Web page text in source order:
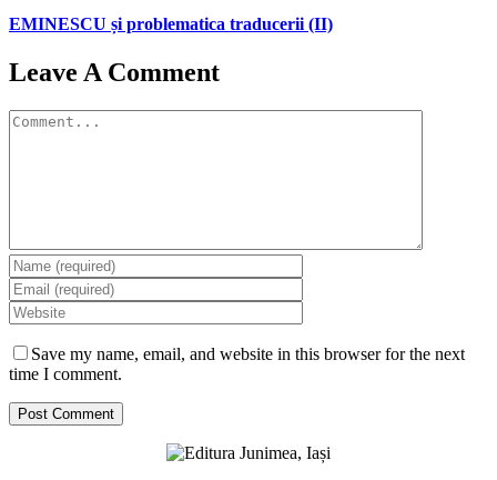
EMINESCU și problematica traducerii (II)
Leave A Comment
Comment
Save my name, email, and website in this browser for the next
time I comment.